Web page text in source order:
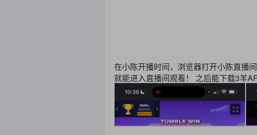
在小陈开播时间，浏览器打开小陈直播
就能进入直播间观看！ 之后能下载3羊